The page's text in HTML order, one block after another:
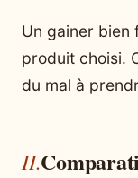
Un gainer bien
produit choisi.
du mal à